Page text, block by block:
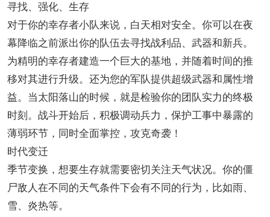
寻找、强化、生存
对于你的幸存者小队来说，白天相对安全。你可以在夜
幕降临之前派出你的队伍去寻找战利品、武器和新兵。
为精明的幸存者建造一个巨大的基地，并随着时间的推
移对其进行升级。还为您的军队提供超级武器和属性增
益。当太阳落山的时候，就是检验你的团队实力的终极
时刻。战斗开始后，积极调动兵力，保护工事中暴露的
薄弱环节，同时全面掌控，攻克奇袭！
时代变迁
季节变换，想要生存就需要密切关注天气状况。你的僵
尸敌人在不同的天气条件下会有不同的行为，比如雨、
雪、炎热等。